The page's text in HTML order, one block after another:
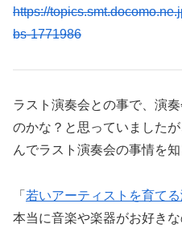
https://
bs-1771986
ラスト演奏会との事で、演
のかな？と思っていましたが
んでラスト演奏会の事情を知
「 若いアーティストを育て
本当に音楽や楽器がお好き